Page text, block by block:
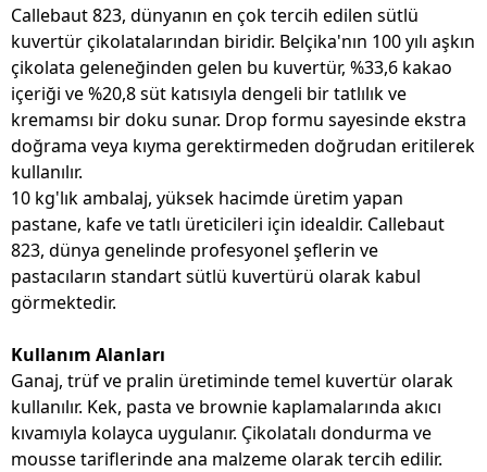
Callebaut 823, dünyanın en çok tercih edilen sütlü
kuvertür çikolatalarından biridir. Belçika'nın 100 yılı aşkın
çikolata geleneğinden gelen bu kuvertür, %33,6 kakao
içeriği ve %20,8 süt katısıyla dengeli bir tatlılık ve
kremamsı bir doku sunar. Drop formu sayesinde ekstra
doğrama veya kıyma gerektirmeden doğrudan eritilerek
kullanılır.
10 kg'lık ambalaj, yüksek hacimde üretim yapan
pastane, kafe ve tatlı üreticileri için idealdir. Callebaut
823, dünya genelinde profesyonel şeflerin ve
pastacıların standart sütlü kuvertürü olarak kabul
görmektedir.
Kullanım Alanları
Ganaj, trüf ve pralin üretiminde temel kuvertür olarak
kullanılır. Kek, pasta ve brownie kaplamalarında akıcı
kıvamıyla kolayca uygulanır. Çikolatalı dondurma ve
mousse tariflerinde ana malzeme olarak tercih edilir.